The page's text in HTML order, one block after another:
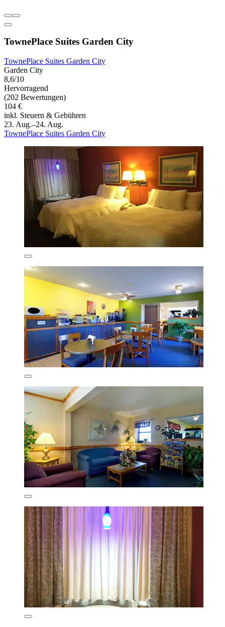
TownePlace Suites Garden City
TownePlace Suites Garden City
Garden City
8,6/10
Hervorragend
(202 Bewertungen)
104 €
inkl. Steuern & Gebühren
23. Aug.–24. Aug.
TownePlace Suites Garden City